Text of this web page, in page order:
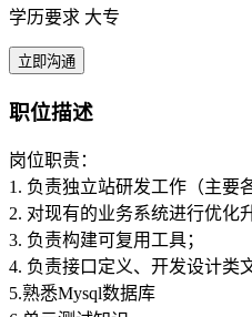
学历要求 大专
立即沟通
职位描述
岗位职责：
1. 负责独立站研发工作（主要
2. 对现有的业务系统进行优化
3. 负责构建可复用工具；
4. 负责接口定义、开发设计类
5.熟悉Mysql数据库